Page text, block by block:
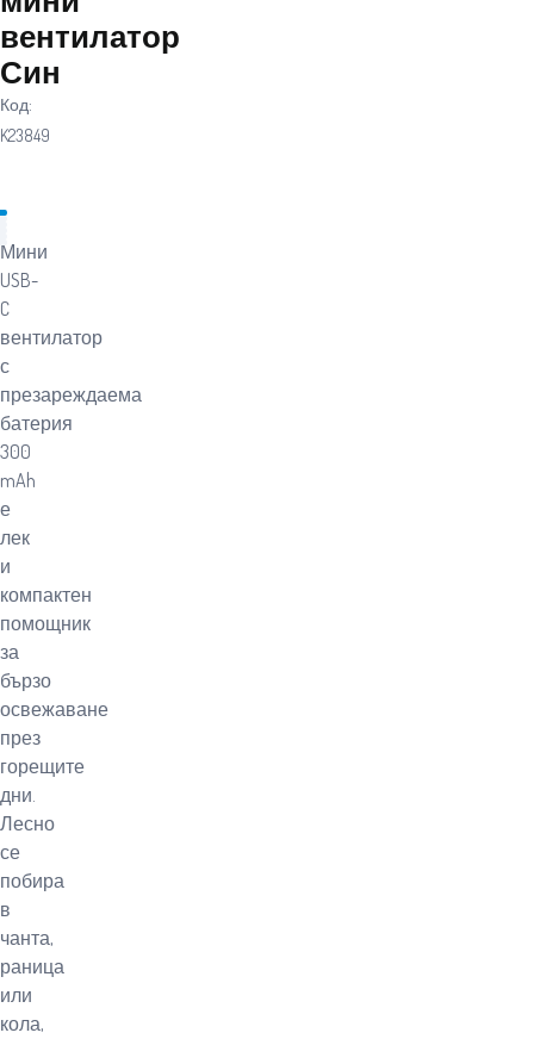
вентилатор
Син
Код:
K23849
Мини
USB-
C
вентилатор
с
презареждаема
батерия
300
mAh
е
лек
и
компактен
помощник
за
бързо
освежаване
през
горещите
дни.
Лесно
се
побира
в
чанта,
раница
или
кола,